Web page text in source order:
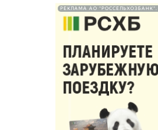
РЕКЛАМА АО "РОССЕЛЬХОЗБАНК".